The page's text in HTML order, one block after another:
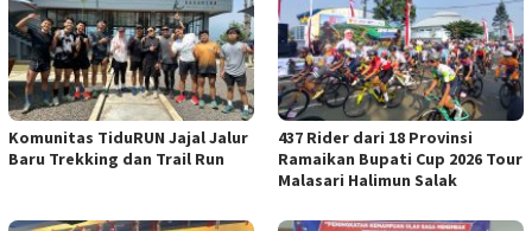
Komunitas TiduRUN Jajal Jalur
Baru Trekking dan Trail Run
437 Rider dari 18 Provinsi
Ramaikan Bupati Cup 2026 Tour
Malasari Halimun Salak